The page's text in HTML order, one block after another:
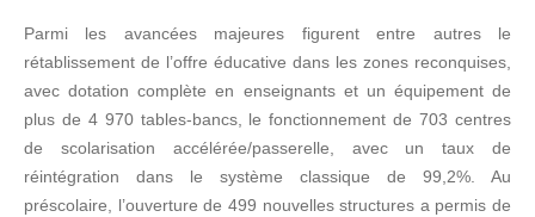
Parmi les avancées majeures figurent entre autres le
rétablissement de l’offre éducative dans les zones reconquises,
avec dotation complète en enseignants et un équipement de
plus de 4 970 tables-bancs, le fonctionnement de 703 centres
de scolarisation accélérée/passerelle, avec un taux de
réintégration dans le système classique de 99,2%. Au
préscolaire, l’ouverture de 499 nouvelles structures a permis de